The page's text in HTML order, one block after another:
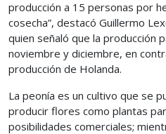
producción a 15 personas por
cosecha”, destacó Guillermo
quien señaló que la producción
noviembre y diciembre, en
producción de Holanda.
La peonía es un cultivo que se
producir flores como plantas
posibilidades comerciales;